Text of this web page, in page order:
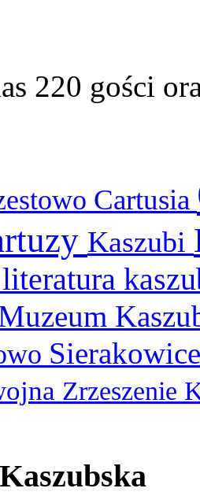
220 gości
Cartusia
Kaszubi
literatura
Zrzeszenie